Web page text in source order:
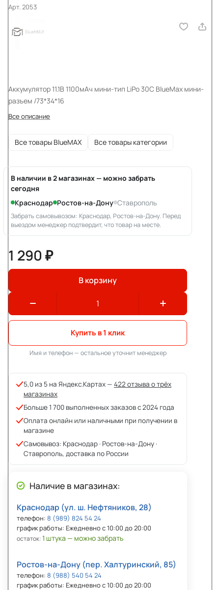
Арт.2053
Аккумулятор 11.1В 1100мАч мини-тип LiPo 30С BlueMax мини-
разъем /73*34*16
Все описание
Все товары BlueMAX Все товары категории
В наличии в 2 магазинах — можно забрать
сегодня
Краснодар Ростов-на-Дону Ставрополь
Забрать самовывозом: Краснодар, Ростов-на-Дону. Перед
выездом менеджер подтвердит, что товар на месте.
1 290 ₽
В корзину
Купить в 1 клик
Имя и телефон — остальное уточнит менеджер
5,0 из 5 на Яндекс.Картах — 422 отзыва о трёх
магазинах
Больше 1 700 выполненных заказов с 2024 года
Оплата онлайн или наличными при получении в
магазине
Самовывоз: Краснодар · Ростов-на-Дону ·
Ставрополь, доставка по России
Наличие в магазинах:
Краснодар (ул. ш. Нефтяников, 28)
телефон: 8 (989) 824 54 24
график работы: Ежедневно с 10:00 до 20:00
остаток:1 штука — можно забрать
Ростов-на-Дону (пер. Халтуринский, 85)
телефон: 8 (988) 540 54 24
график работы: Ежедневно с 10:00 до 20:00